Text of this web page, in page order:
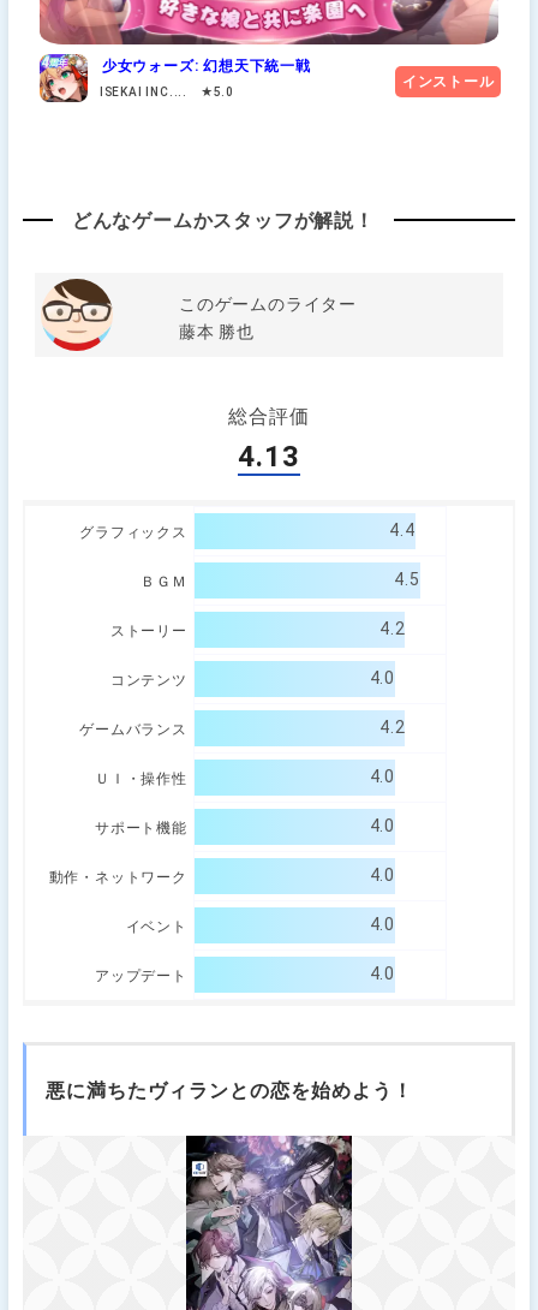
少女ウォーズ: 幻想天下統一戦
ISEKAI INC.... ★5.0
インストール
どんなゲームかスタッフが解説！
このゲームのライター
藤本 勝也
総合評価
4.13
グラフィックス 4.4
ＢＧＭ 4.5
ストーリー 4.2
コンテンツ 4.0
ゲームバランス 4.2
ＵＩ・操作性 4.0
サポート機能 4.0
動作・ネットワーク 4.0
イベント 4.0
アップデート 4.0
悪に満ちたヴィランとの恋を始めよう！